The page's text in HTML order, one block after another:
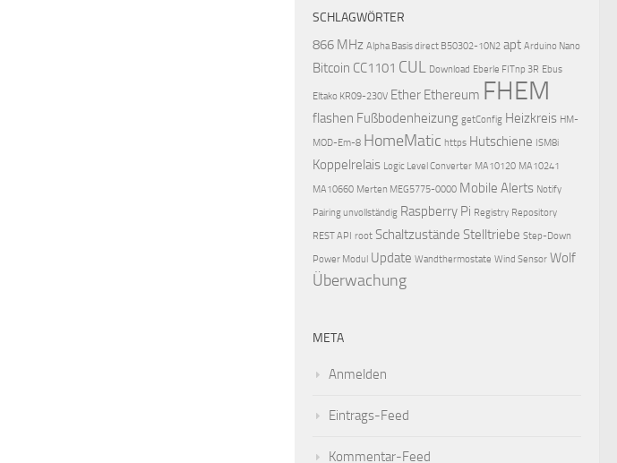
SCHLAGWÖRTER
866 MHz Alpha Basis direct B50302-10N2 apt Arduino Nano
Bitcoin CC1101 CUL Download Eberle FITnp 3R Ebus
Eltako KR09-230V Ether Ethereum FHEM
flashen Fußbodenheizung getConfig Heizkreis HM-
MOD-Em-8 HomeMatic https Hutschiene ISM8i
Koppelrelais Logic Level Converter MA10120 MA10241
MA10660 Merten MEG5775-0000 Mobile Alerts Notify
Pairing unvollständig Raspberry Pi Registry Repository
REST API root Schaltzustände Stelltriebe Step-Down
Power Modul Update Wandthermostate Wind Sensor Wolf
Überwachung
META
Anmelden
Eintrags-Feed
Kommentar-Feed